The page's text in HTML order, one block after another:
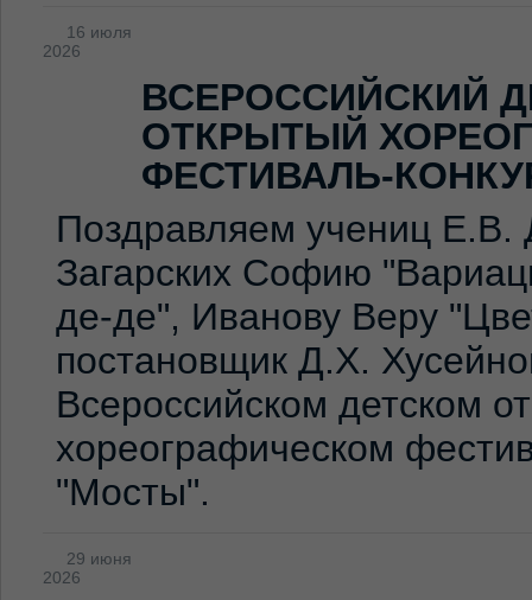
16 июля
2026
ВСЕРОССИЙСКИЙ
ОТКРЫТЫЙ
ФЕСТИВАЛЬ-
Поздравляем учениц Е.В.
Загарских Софию
де-де", Иванову Веру
постановщик Д.Х.
Всероссийском детском
хореографическом
"Мосты".
29 июня
2026